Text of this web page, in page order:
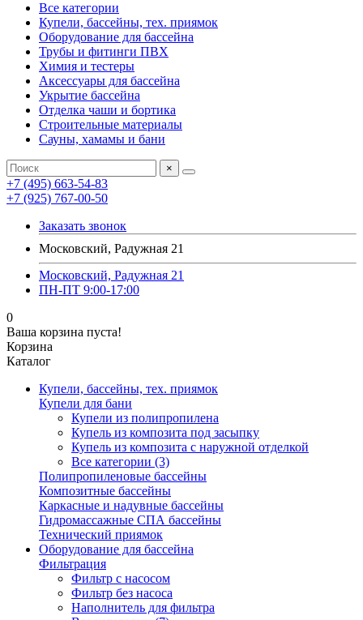
Все категории
Купели, бассейны, тех. приямок
Оборудование для бассейна
Трубы и фитинги ПВХ
Химия и тестеры
Аксессуары для бассейна
Укрытие бассейна
Отделка чаши и бортика
Строительные материалы
Сауны, хамамы и бани
×
+7 (495) 663-54-83
+7 (925) 767-00-50
Заказать звонок
Московский, Радужная 21
Московский, Радужная 21
ПН-ПТ 9:00-17:00
0
Ваша корзина пуста!
Корзина
Каталог
Купели, бассейны, тех. приямок
Купели для бани
Купели из полипропилена
Купель из композита под засыпку
Купель из композита с наружной отделкой
Все категории (3)
Полипропиленовые бассейны
Композитные бассейны
Каркасные и надувные бассейны
Гидромассажные СПА бассейны
Технический приямок
Оборудование для бассейна
Фильтрация
Фильтр с насосом
Фильтр без насоса
Наполнитель для фильтра